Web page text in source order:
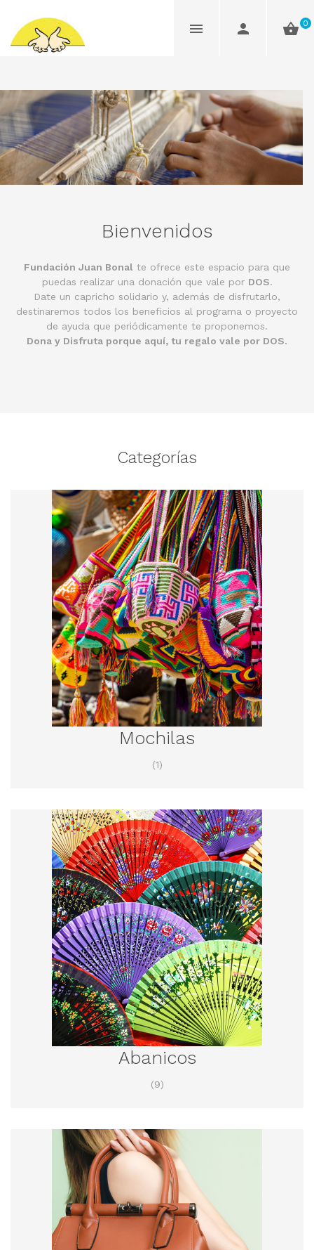
0
Bienvenidos
Fundación Juan Bonal te ofrece este espacio para que
puedas realizar una donación que vale por DOS.
Date un capricho solidario y, además de disfrutarlo,
destinaremos todos los beneficios al programa o proyecto
de ayuda que periódicamente te proponemos.
Dona y Disfruta porque aquí, tu regalo vale por DOS.
Categorías
Mochilas
(1)
Abanicos
(9)